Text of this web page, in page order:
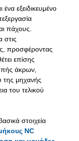
ένα εξειδικευμένο
πάχους.
στις
προσφέροντας
επίσης
άκρων,
της μηχανής
του τελικού
στοιχεία
NC